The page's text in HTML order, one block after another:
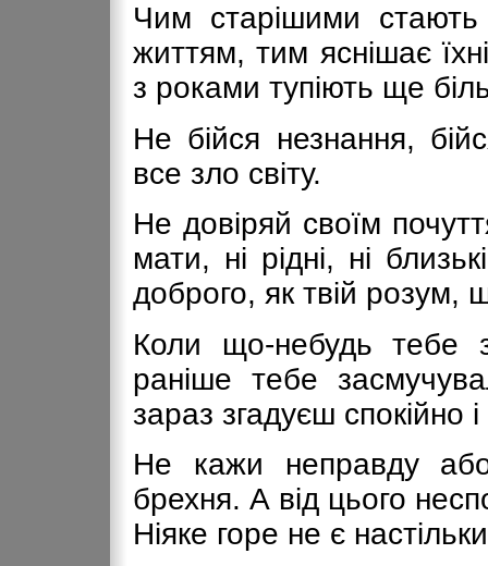
Чим старішими
життям, тим яснішає
з роками тупіють ще
Не бійся незнання,
все зло світу.
Не довіряй своїм
мати, ні рідні, ні
доброго, як твій розум,
Коли що-небудь тебе
раніше тебе
зараз згадуєш спокійно
Не кажи неправду
брехня. А від цього
Ніяке горе не є